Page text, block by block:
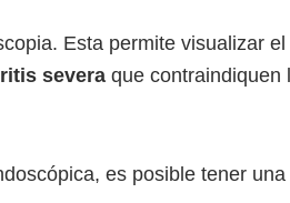
Esta permite visualizar
severa que contraindiquen
es posible tener una